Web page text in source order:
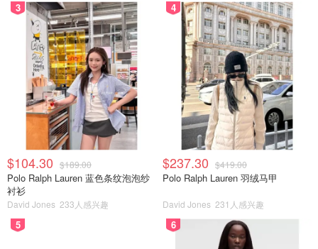
3
$104.30 $189.00
Polo Ralph Lauren 蓝色条纹泡泡纱
衬衫
David Jones 233人感兴趣
4
$237.30 $419.00
Polo Ralph Lauren 羽绒马甲
David Jones 231人感兴趣
5 6